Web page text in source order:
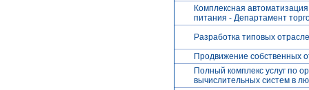
Комплексная
питания - Департамент
Разработка типовых
Продвижение собственных
Полный комплекс услуг по
вычислительных систем в